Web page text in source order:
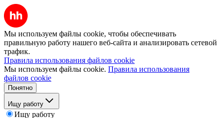
Мы используем файлы cookie, чтобы обеспечивать
правильную работу нашего веб-сайта и анализировать сетевой
трафик.
Правила использования файлов cookie
Мы используем файлы cookie. Правила использования
файлов cookie
Понятно
Ищу работу
Ищу работу